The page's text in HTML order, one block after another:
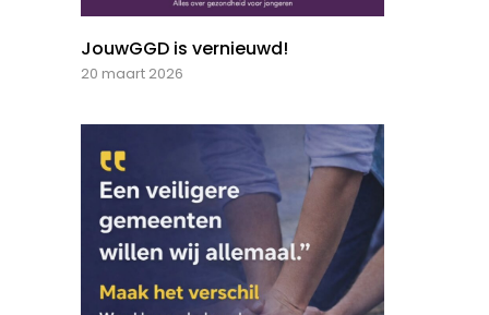
JouwGGD is vernieuwd!
20 maart 2026